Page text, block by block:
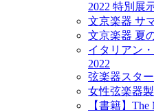
2022 特別展
文京楽器 サ
文京楽器 夏
イタリアン
2022
弦楽器スタ
女性弦楽器
【書籍】